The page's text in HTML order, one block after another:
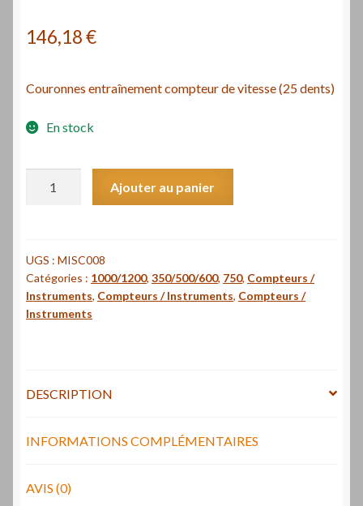
146,18€
Couronnes entraînement compteur de vitesse (25 dents)
En stock
compteur
de
vitesse
(25
drive
25
Laverda
Ajouter au panier
UGS : MISC008
Catégories : 1000/1200, 350/500/600, 750, Compteurs /
Instruments, Compteurs / Instruments, Compteurs /
Instruments
DESCRIPTION
INFORMATIONS COMPLÉMENTAIRES
AVIS (0)